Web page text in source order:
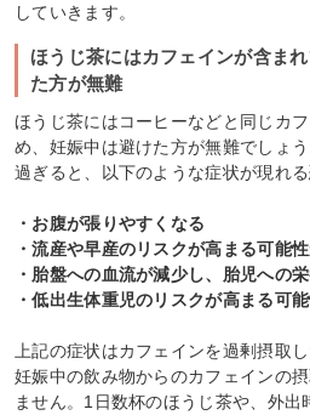
していきます。
ほうじ茶にはカフェインが含ま
た方が無難
ほうじ茶にはコーヒーなどと同じカ
め、妊娠中は避けた方が無難でしょ
過ぎると、以下のような症状が現れる
・お腹が張りやすくなる
・流産や早産のリスクが高まる可能
・胎盤への血流が減少し、胎児への
・低出生体重児のリスクが高まる可
上記の症状はカフェインを過剰摂取
妊娠中の飲み物からのカフェインの
ません。1日数杯のほうじ茶や、外